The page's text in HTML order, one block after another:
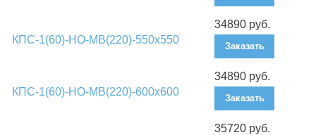
КПС-1(60)-НО-МВ(220)-550х550
34890 руб.
Заказать
КПС-1(60)-НО-МВ(220)-600х600
34890 руб.
Заказать
35720 руб.